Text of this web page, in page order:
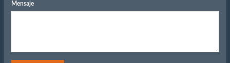
Mensaje